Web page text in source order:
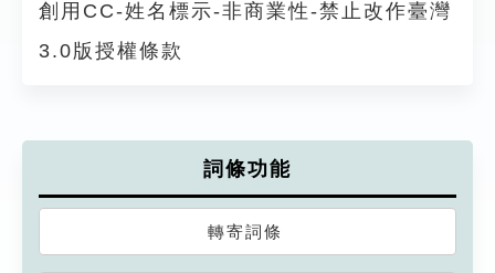
創用CC-姓名標示-非商業性-禁止改作臺灣
3.0版授權條款
詞條功能
轉寄詞條